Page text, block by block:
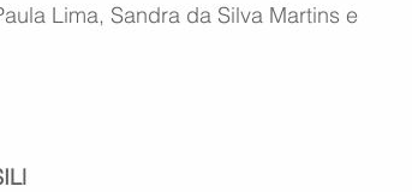
Lima, Sandra da Silva Martins e